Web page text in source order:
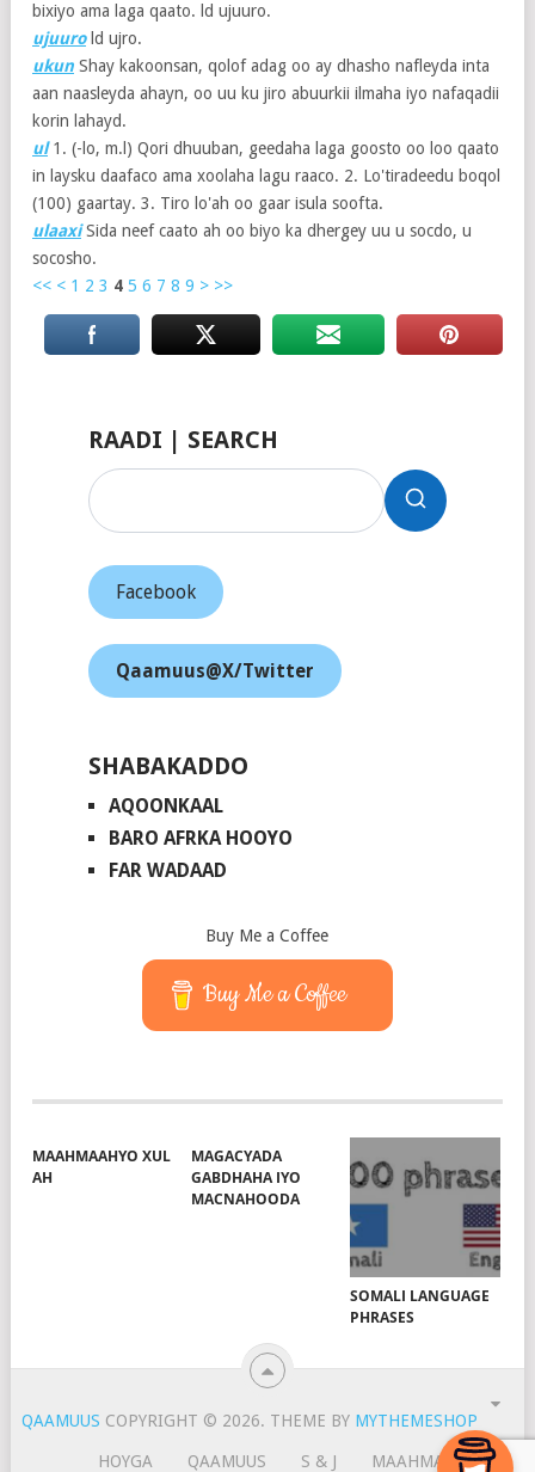
bixiyo ama laga qaato. ld ujuuro.
ujuurold ujro.
ukun Shay kakoonsan, qolof adag oo ay dhasho nafleyda inta
aan naasleyda ahayn, oo uu ku jiro abuurkii ilmaha iyo nafaqadii
korin lahayd.
ul1. (-lo, m.l) Qori dhuuban, geedaha laga goosto oo loo qaato
in laysku daafaco ama xoolaha lagu raaco. 2. Lo'tiradeedu boqol
(100) gaartay. 3. Tiro lo'ah oo gaar isula soofta.
ulaaxiSida neef caato ah oo biyo ka dhergey uu u socdo, u
socosho.
<< < 1 2 3 4 5 6 7 8 9 > >>
RAADI | SEARCH
Facebook
Qaamuus@X/Twitter
SHABAKADDO
AQOONKAAL
BARO AFRKA HOOYO
FAR WADAAD
Buy Me a Coffee
Buy Me a Coffee
MAAHMAAHYO XUL
AH
MAGACYADA
GABDHAHA IYO
MACNAHOODA
SOMALI LANGUAGE
PHRASES
QAAMUUS COPYRIGHT © 2026. THEME BY MYTHEMESHOP
HOYGA QAAMUUS S & J MAAHMAAH